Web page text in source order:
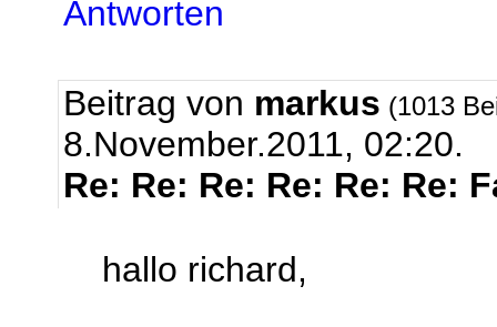
Antworten
Beitrag von markus (1013
8.November.2011, 02:20.
Re: Re: Re: Re: Re: Re:
hallo richard,